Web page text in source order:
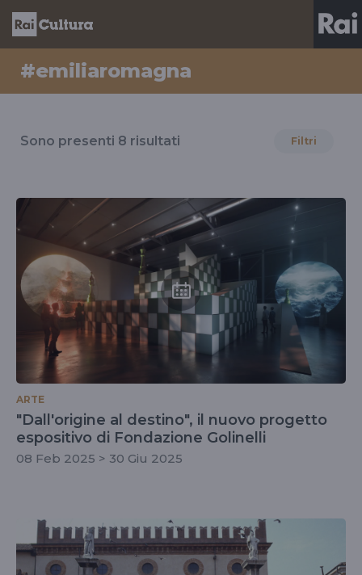
#emiliaromagna
il
#emiliaromagna
Sono presenti 8 risultati Filtri
ARTE
"Dall'origine al destino", il nuovo progetto
espositivo di Fondazione Golinelli
08 Feb 2025 > 30 Giu 2025